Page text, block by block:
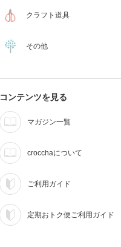
クラフト道具
その他
コンテンツを見る
マガジン一覧
crocchaについて
ご利用ガイド
定期おトク便ご利用ガイド